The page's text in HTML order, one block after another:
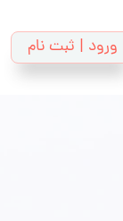
ورود | ثبت نام